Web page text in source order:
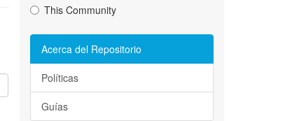
This Community
Acerca del Repositorio
Políticas
Guías